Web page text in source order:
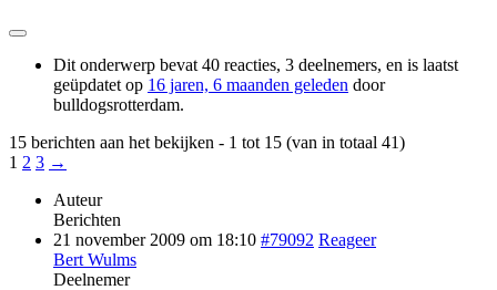
Dit onderwerp bevat 40 reacties, 3 deelnemers, en is laatst
geüpdatet op 16 jaren, 6 maanden geleden door
bulldogsrotterdam.
15 berichten aan het bekijken - 1 tot 15 (van in totaal 41)
1 2 3 →
Auteur
Berichten
21 november 2009 om 18:10 #79092 Reageer
Bert Wulms
Deelnemer